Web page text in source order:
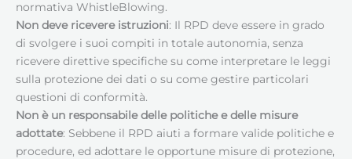
normativa WhistleBlowing.
Non deve ricevere istruzioni: Il RPD deve essere in grado
di svolgere i suoi compiti in totale autonomia, senza
ricevere direttive specifiche su come interpretare le leggi
sulla protezione dei dati o su come gestire particolari
questioni di conformità.
Non è un responsabile delle politiche e delle misure
adottate: Sebbene il RPD aiuti a formare valide politiche e
procedure, ed adottare le opportune misure di protezione,